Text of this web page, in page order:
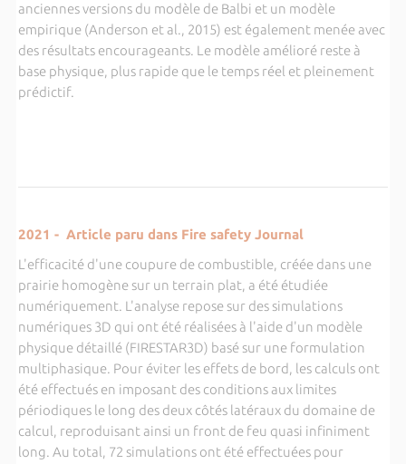
anciennes versions du modèle de Balbi et un modèle
empirique (Anderson et al., 2015) est également menée avec
des résultats encourageants. Le modèle amélioré reste à
base physique, plus rapide que le temps réel et pleinement
prédictif.
2021 - Article paru dans Fire safety Journal
L'efficacité d'une coupure de combustible, créée dans une
prairie homogène sur un terrain plat, a été étudiée
numériquement. L'analyse repose sur des simulations
numériques 3D qui ont été réalisées à l'aide d'un modèle
physique détaillé (FIRESTAR3D) basé sur une formulation
multiphasique. Pour éviter les effets de bord, les calculs ont
été effectués en imposant des conditions aux limites
périodiques le long des deux côtés latéraux du domaine de
calcul, reproduisant ainsi un front de feu quasi infiniment
long. Au total, 72 simulations ont été effectuées pour